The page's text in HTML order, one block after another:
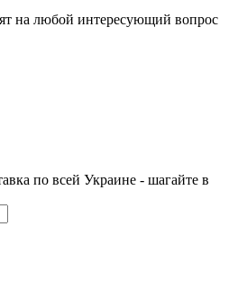
на любой интересующий вопрос
по всей Украине - шагайте в